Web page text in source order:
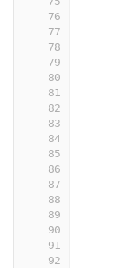
76
77
78
79
80
81
82
83
84
85
86
87
88
89
90
91
92